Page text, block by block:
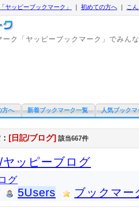
ヤッピーブックマーク」 初めての方へ
こ
ク「ヤッピーブックマーク」でみん
方へ 新着ブックマーク一覧 人気ブックマ
[日記/ブログ] 該当667件
ッピーブログ
グ
5Users ブックマー